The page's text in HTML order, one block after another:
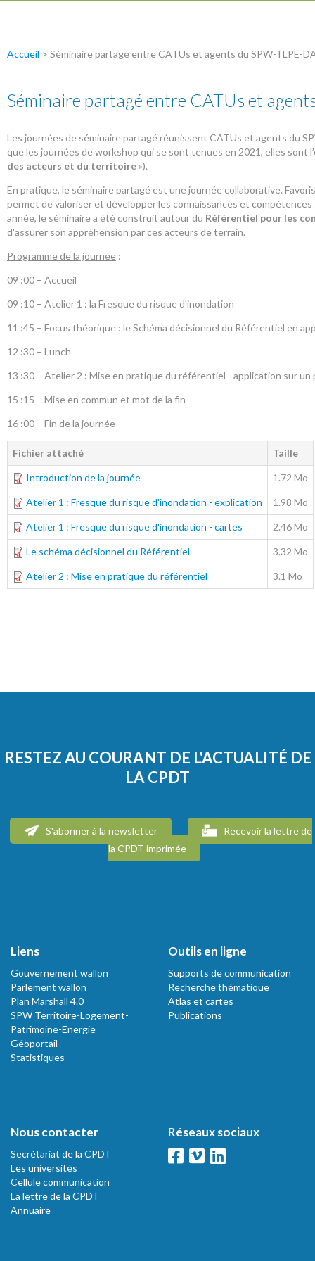
Accueil > Séminaire partagé entre CATUs et agents du SPW-TLPE-
Séminaire partagé entre CATUs et
Les journées de séminaire partagé réunissent CATUs et agents du
que les journées de workshop qui se sont tenues en 2021, elles sont
des acteurs et du territoire»).
En pratique, le séminaire partagé est une journée collaborative.
permet de valoriser et développer les connaissances et
année, le séminaire a été construit autour du Référentiel pour les
d'assurer son appréhension par ces acteurs de terrain.
Programme de la journée :
09 :00 – Accueil
09 :10 – Atelier 1 : la Fresque du risque d'inondation
11 :45 – Focus théorique : le Schéma décisionnel du Référentiel en
12 :30 – Lunch
13 :30 – Atelier 2 : Mise en pratique du référentiel - application sur un
15 :15 – Mise en commun et mot de la fin
16 :00 – Fin de la journée
Fichier attaché Taille
Introduction de la journée 1.72 Mo
Atelier 1 : Fresque du risque d'inondation - explication 1.98 Mo
Atelier 1 : Fresque du risque d'inondation - cartes 2.46 Mo
Le schéma décisionnel du Référentiel 3.32 Mo
Atelier 2 : Mise en pratique du référentiel 3.1 Mo
RESTEZ AU COURANT DE L'ACTUALITÉ DE
LA CPDT
S'abonner à la newsletter
Recevoir la lettre de
la CPDT imprimée
Liens
Gouvernement wallon
Parlement wallon
Plan Marshall 4.0
SPW Territoire-Logement-
Patrimoine-Energie
Géoportail
Statistiques
Outils en ligne
Supports de communication
Recherche thématique
Atlas et cartes
Publications
Nous contacter
Secrétariat de la CPDT
Les universités
Cellule communication
La lettre de la CPDT
Annuaire
Réseaux sociaux